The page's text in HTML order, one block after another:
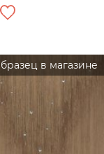
в магазине